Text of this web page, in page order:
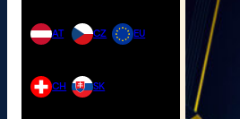
AT
CH
CZ
SK
EU